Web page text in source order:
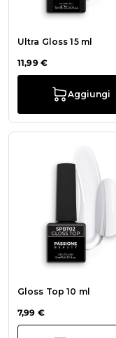
Ultra Gloss 15 ml
11,99 €
Aggiungi
Gloss Top 10 ml
7,99 €